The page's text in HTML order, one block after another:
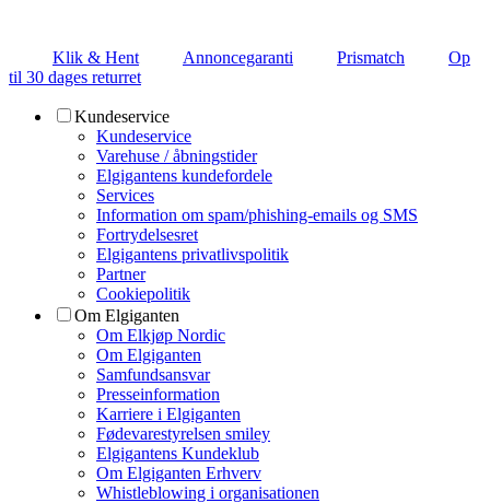
Klik & Hent Annoncegaranti Prismatch
Op
til 30 dages returret
Kundeservice
Kundeservice
Varehuse / åbningstider
Elgigantens kundefordele
Services
Information om spam/phishing-emails og SMS
Fortrydelsesret
Elgigantens privatlivspolitik
Partner
Cookiepolitik
Om Elgiganten
Om Elkjøp Nordic
Om Elgiganten
Samfundsansvar
Presseinformation
Karriere i Elgiganten
Fødevarestyrelsen smiley
Elgigantens Kundeklub
Om Elgiganten Erhverv
Whistleblowing i organisationen